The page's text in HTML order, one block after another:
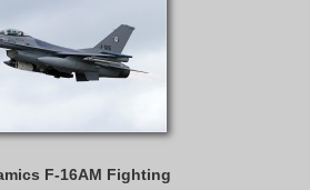
F-16AM Fighting